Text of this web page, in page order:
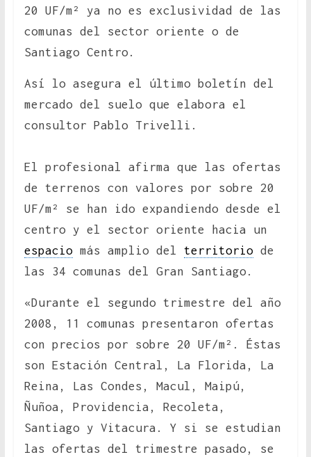
20 UF/m² ya no es exclusividad de las
comunas del sector oriente o de
Santiago Centro.
Así lo asegura el último boletín del
mercado del suelo que elabora el
consultor Pablo Trivelli.
El profesional afirma que las ofertas
de terrenos con valores por sobre 20
UF/m² se han ido expandiendo desde el
centro y el sector oriente hacia un
espaciomás amplio del territoriode
las 34 comunas del Gran Santiago.
«Durante el segundo trimestre del año
2008, 11 comunas presentaron ofertas
con precios por sobre 20 UF/m². Éstas
son Estación Central, La Florida, La
Reina, Las Condes, Macul, Maipú,
Ñuñoa, Providencia, Recoleta,
Santiago y Vitacura. Y si se estudian
las ofertas del trimestre pasado, se